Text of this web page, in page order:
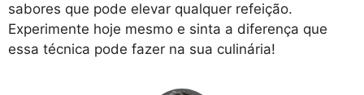
sabores que pode elevar qualquer refeição.
Experimente hoje mesmo e sinta a diferença que
essa técnica pode fazer na sua culinária!